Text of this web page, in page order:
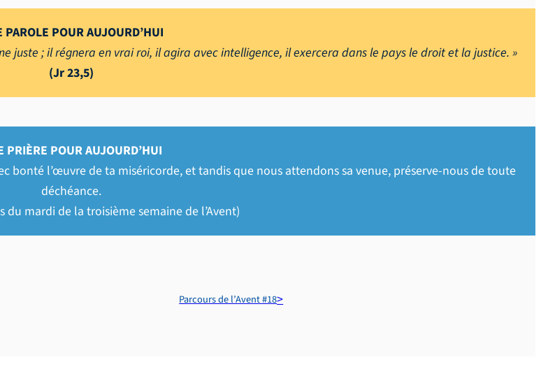
PAROLE POUR AUJOURD’HUI
juste ; il régnera en vrai roi, il agira avec intelligence, il exercera dans le pays le droit et la justice. »
(Jr 23,5)
PRIÈRE POUR AUJOURD’HUI
bonté l’œuvre de ta miséricorde, et tandis que nous attendons sa venue, préserve-nous de toute
déchéance.
du mardi de la troisième semaine de l’Avent)
Parcours de l’Avent #18